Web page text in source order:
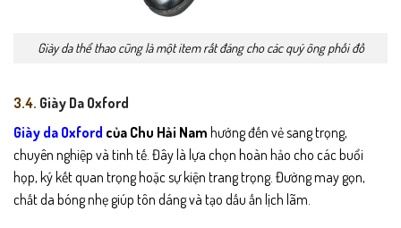
Giày da thể thao cũng là một item rất đáng cho các quý ông phối đồ
3.4. Giày Da Oxford
Giày da Oxford của Chu Hải Nam hướng đến vẻ sang trọng,
chuyên nghiệp và tinh tế. Đây là lựa chọn hoàn hảo cho các buổi
họp, ký kết quan trọng hoặc sự kiện trang trọng. Đường may gọn,
chất da bóng nhẹ giúp tôn dáng và tạo dấu ấn lịch lãm.